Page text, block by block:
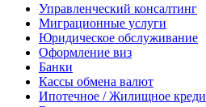
Управленческий консалтинг
Миграционные услуги
Юридическое обслуживание
Оформление виз
Банки
Кассы обмена валют
Ипотечное / Жилищное